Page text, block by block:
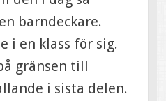
barndeckare.
i en klass för sig.
gränsen till
i sista delen.